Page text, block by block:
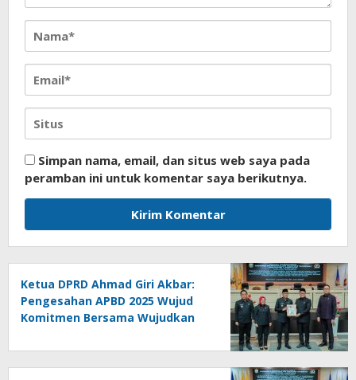
Simpan nama, email, dan situs web saya pada
peramban ini untuk komentar saya berikutnya.
Ketua DPRD Ahmad Giri Akbar:
Pengesahan APBD 2025 Wujud
Komitmen Bersama Wujudkan